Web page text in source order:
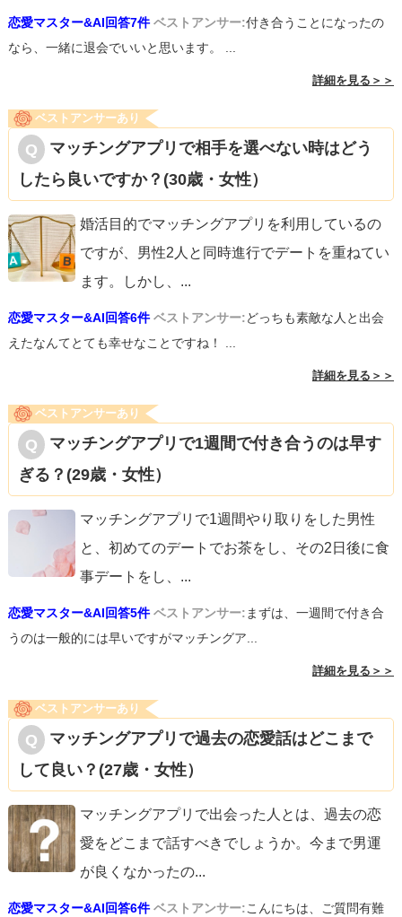
恋愛マスター&AI回答7件 ベストアンサー:付き合うことになったの
なら、一緒に退会でいいと思います。 ...
詳細を見る＞＞
ベストアンサーあり
マッチングアプリで相手を選べない時はどう
したら良いですか？(30歳・女性）
婚活目的でマッチングアプリを利用しているの
ですが、男性2人と同時進行でデートを重ねてい
ます。しかし、 ...
恋愛マスター&AI回答6件 ベストアンサー:どっちも素敵な人と出会
えたなんてとても幸せなことですね！ ...
詳細を見る＞＞
ベストアンサーあり
マッチングアプリで1週間で付き合うのは早す
ぎる？(29歳・女性）
マッチングアプリで1週間やり取りをした男性
と、初めてのデートでお茶をし、その2日後に食
事デートをし、 ...
恋愛マスター&AI回答5件 ベストアンサー:まずは、一週間で付き合
うのは一般的には早いですがマッチングア...
詳細を見る＞＞
ベストアンサーあり
マッチングアプリで過去の恋愛話はどこまで
して良い？(27歳・女性）
マッチングアプリで出会った人とは、過去の恋
愛をどこまで話すべきでしょうか。今まで男運
が良くなかったの...
恋愛マスター&AI回答6件 ベストアンサー:こんにちは、ご質問有難